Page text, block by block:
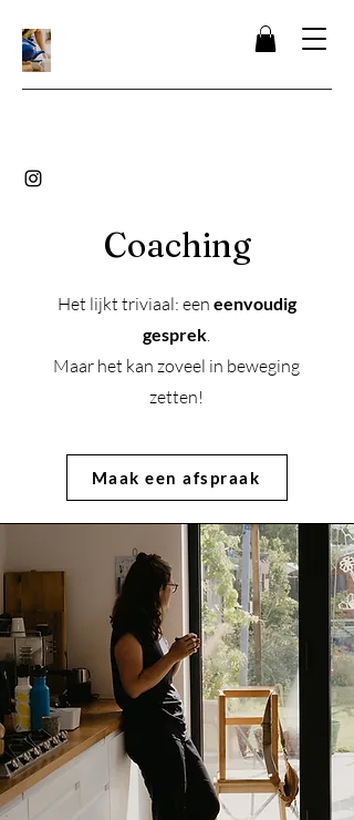
Coaching
Het lijkt triviaal: een eenvoudig
gesprek
Maar het kan zoveel in beweging
zetten!
Maak een afspraak